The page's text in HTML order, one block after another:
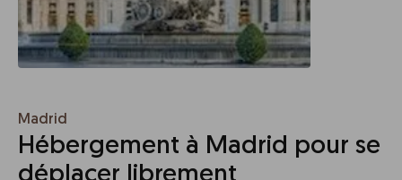
Madrid
Hébergement à Madrid pour se